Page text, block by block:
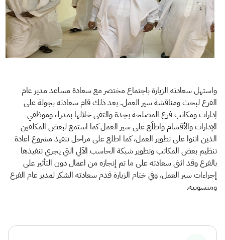
واستهل سعادته الزيارة باجتماع مختصر مع سعادة مساعد مدير عام
الفرع لبحث ومناقشة سير العمل. بعد ذلك قام سعادته بجولة على
إدارات ومكاتب فرع المصلحة بجدة والتقى خلالها بمدراء وموظفي
الإدارات والأقسام واطلّع على سير العمل كما استمع لبعض المكلفين
الذين اثنوا على تطوير العمل، كما اطلع على مراحل تنفيذ مشروع اعادة
تنظيم بعض المكاتب وتطوير شبكة الحاسب الآلي التي يجري تنفيذها
بالفرع وقد اثنى سعادته على ما تم إنجازه من اعمال دون التأثير على
إجراءات سير العمل، وفي ختام الزيارة قدم سعادته الشكر لمدير عام الفرع
ومنسوبيه.